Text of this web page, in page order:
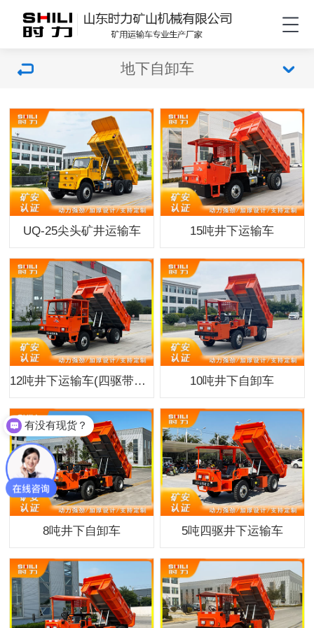
地下自卸车
UQ-25尖头矿井运输车 15吨井下运输车
12吨井下运输车(四驱带简易驾驶室) 10吨井下自卸车
8吨井下自卸车 5吨四驱井下运输车
有没有现货？